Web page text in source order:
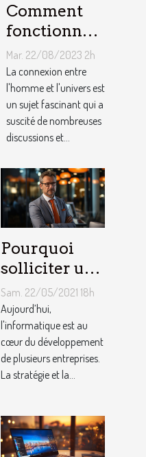
Comment
fonctionne
un pendule
divinatoire
en ligne ?
Mar. 22/08/2023 2h
La connexion entre
l'homme et l'univers est
un sujet fascinant qui a
suscité de nombreuses
discussions et...
Pourquoi
solliciter un
service
informatique
pour PME ?
Sam. 22/05/2021 18h
Aujourd’hui,
l'informatique est au
cœur du développement
de plusieurs entreprises.
La stratégie et la...